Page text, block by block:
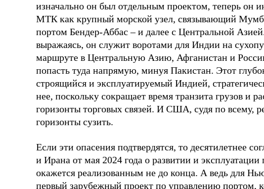
изначально он был отдельным проектом, теперь он
МТК как крупный морской узел, связывающий
портом Бендер-Аббас – и далее с Центральной
выражаясь, он служит воротами для Индии на
маршруте в Центральную Азию, Афганистан и
попасть туда напрямую, минуя Пакистан. Этот
строящийся и эксплуатируемый Индией,
нее, поскольку сокращает время транзита грузов и
горизонты торговых связей. И США, судя по всему,
горизонты сузить.
Если эти опасения подтвердятся, то десятилетнее
и Ирана от мая 2024 года о развитии и эксплуатации
окажется реализованным не до конца. А ведь для
первый зарубежный проект по управлению портом,